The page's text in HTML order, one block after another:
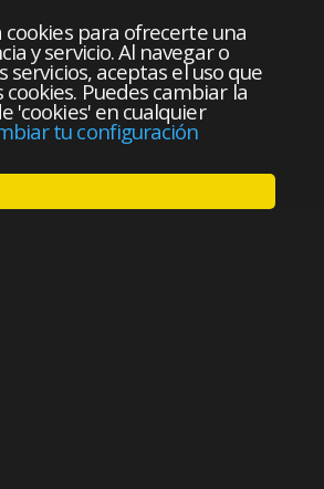
cookies para ofrecerte una
y servicio. Al navegar o
servicios, aceptas el uso que
cookies. Puedes cambiar la
'cookies' en cualquier
tu configuración